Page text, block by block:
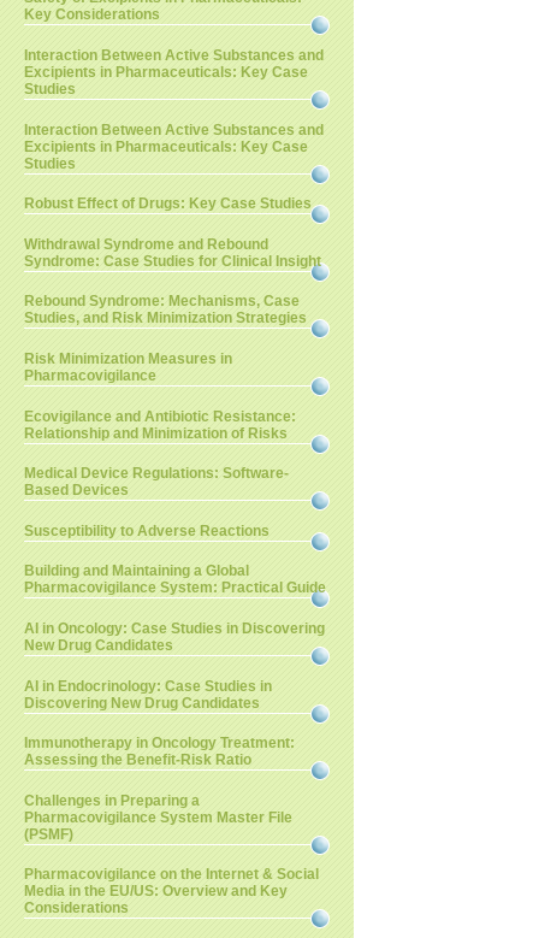
Key Considerations
Interaction Between Active Substances and
Excipients in Pharmaceuticals: Key Case
Studies
Interaction Between Active Substances and
Excipients in Pharmaceuticals: Key Case
Studies
Robust Effect of Drugs: Key Case Studies
Withdrawal Syndrome and Rebound
Syndrome: Case Studies for Clinical Insight
Rebound Syndrome: Mechanisms, Case
Studies, and Risk Minimization Strategies
Risk Minimization Measures in
Pharmacovigilance
Ecovigilance and Antibiotic Resistance:
Relationship and Minimization of Risks
Medical Device Regulations: Software-
Based Devices
Susceptibility to Adverse Reactions
Building and Maintaining a Global
Pharmacovigilance System: Practical Guide
AI in Oncology: Case Studies in Discovering
New Drug Candidates
AI in Endocrinology: Case Studies in
Discovering New Drug Candidates
Immunotherapy in Oncology Treatment:
Assessing the Benefit-Risk Ratio
Challenges in Preparing a
Pharmacovigilance System Master File
(PSMF)
Pharmacovigilance on the Internet & Social
Media in the EU/US: Overview and Key
Considerations